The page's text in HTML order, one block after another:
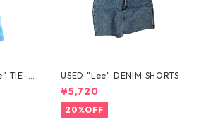
TIE-D
USED "Lee" DENIM SHORTS
¥5,720
20%OFF